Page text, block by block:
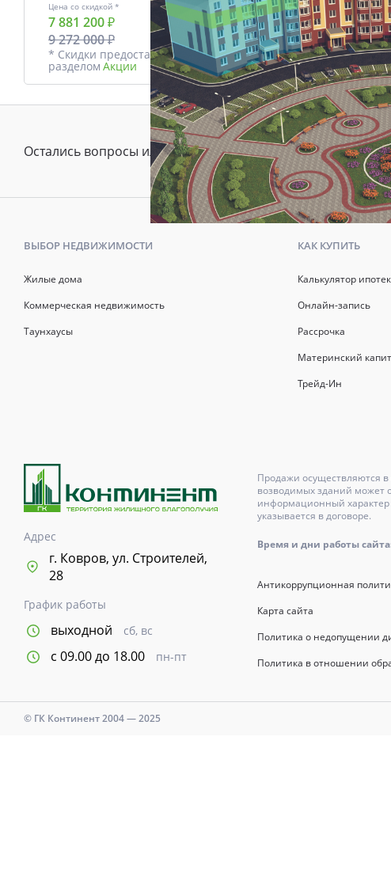
Цена со скидкой *
7 881 200 ₽
9 272 000 ₽
В ипотеку
от33644 ₽/мес.
* Скидки предоставляются в соответствии с
разделом Акции
Остались вопросы или предложения? Задать
ВЫБОР НЕДВИЖИМОСТИ
Жилые дома
Коммерческая недвижимость
Таунхаусы
КАК КУПИТЬ
Калькулятор
Онлайн-запись
Рассрочка
Материнский
Трейд-Ин
Адрес
г. Ковров, ул. Строителей,
28
График работы
выходной сб, вс
с 09.00 до 18.00 пн-пт
Продажи осуществляются
возводимых зданий может
информационный характер
указывается в договоре.
Время и дни работы
Антикоррупционная
Карта сайта
Политика о недопущении
Политика в отношении
© ГК Континент 2004 — 2025